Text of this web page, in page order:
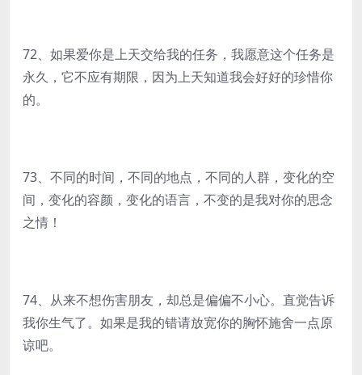
72、如果爱你是上天交给我的任务，我愿意这个任务是
永久，它不应有期限，因为上天知道我会好好的珍惜你
的。
73、不同的时间，不同的地点，不同的人群，变化的空
间，变化的容颜，变化的语言，不变的是我对你的思念
之情！
74、从来不想伤害朋友，却总是偏偏不小心。直觉告诉
我你生气了。如果是我的错请放宽你的胸怀施舍一点原
谅吧。